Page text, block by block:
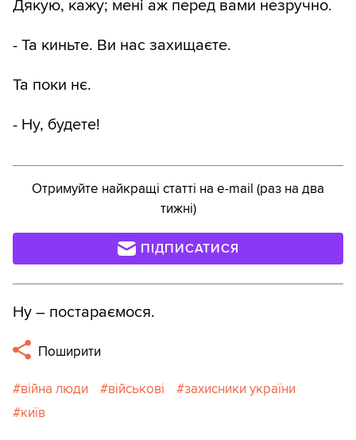
Дякую, кажу; мені аж перед вами незручно.
- Та киньте. Ви нас захищаєте.
Та поки нє.
- Ну, будете!
Отримуйте найкращі статті на e-mail (раз на два
тижні)
ПІДПИСАТИСЯ
Ну – постараємося.
Поширити
війна люди військові
захисники україни
київ